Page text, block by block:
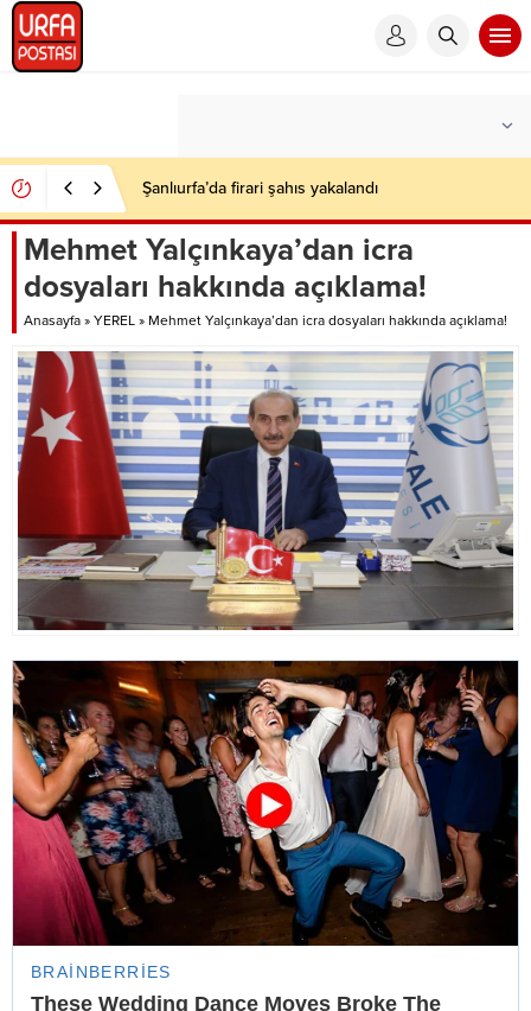
Şanlıurfa’da firari şahıs yakalandı
Mehmet Yalçınkaya’dan icra
dosyaları hakkında açıklama!
Anasayfa » YEREL » Mehmet Yalçınkaya’dan icra dosyaları hakkında açıklama!